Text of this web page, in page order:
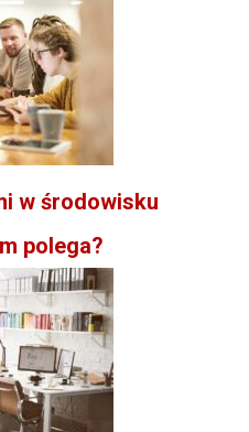
w środowisku
polega?